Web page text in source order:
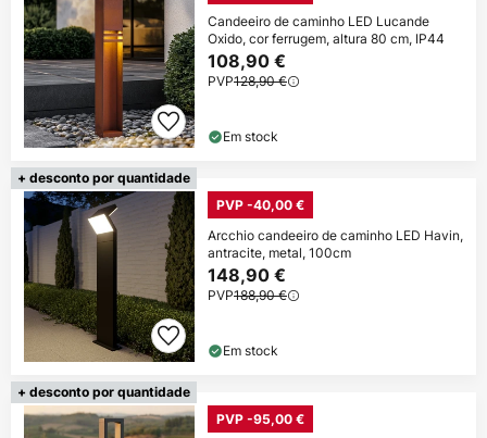
Candeeiro de caminho LED Lucande
Oxido, cor ferrugem, altura 80 cm, IP44
108,90 €
PVP128,90 €
Em stock
+ desconto por quantidade
PVP -40,00 €
Arcchio candeeiro de caminho LED Havin,
antracite, metal, 100cm
148,90 €
PVP188,90 €
Em stock
+ desconto por quantidade
PVP -95,00 €